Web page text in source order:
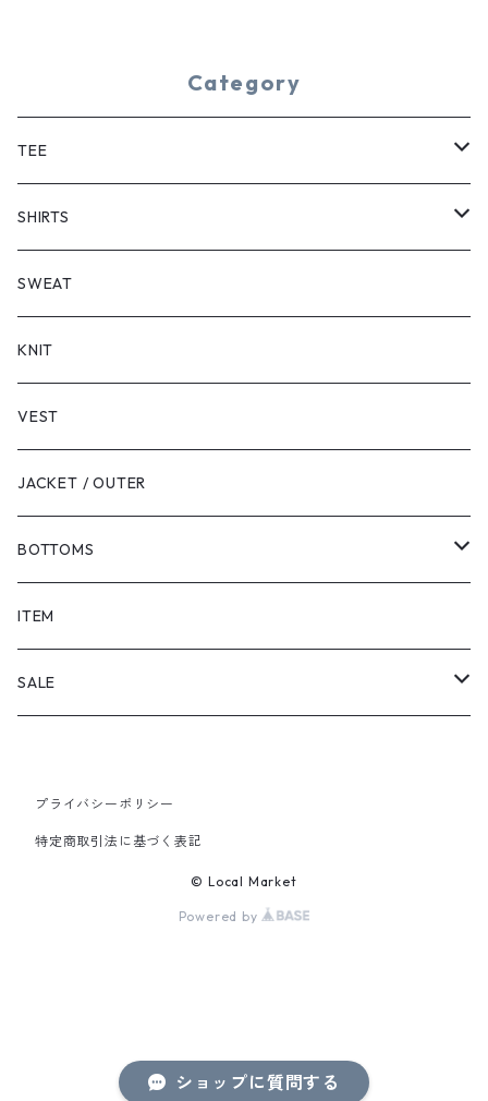
ショップに質問する
Category
TEE
SHORT SLEEVE
LONG SLEEVE
SHIRTS
SHORT SLEEVE
LONG SLEEVE
SWEAT
KNIT
VEST
JACKET / OUTER
BOTTOMS
SHORTS
PANTS
ITEM
SALE
PANTS
プライバシーポリシー
特定商取引法に基づく表記
© Local Market
Powered by